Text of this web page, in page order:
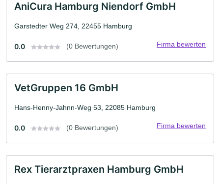
AniCura Hamburg Niendorf GmbH
Garstedter Weg 274, 22455 Hamburg
0.0 (0 Bewertungen) Firma bewerten
VetGruppen 16 GmbH
Hans-Henny-Jahnn-Weg 53, 22085 Hamburg
0.0 (0 Bewertungen) Firma bewerten
Rex Tierarztpraxen Hamburg GmbH